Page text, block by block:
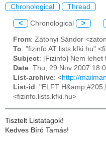
Chronological Thread
< Chronological >
From: Zátonyi Sándor
To: "fizinfo AT lists.kfki.hu"
Subject: [Fizinfo] Nem lehet
Date: Thu, 29 Nov 2007
List-archive: <http://
List-id : "ELFT
<fizinfo.lists.kfki.hu>
Tisztelt Listatagok!
Kedves Bíró Tamás!